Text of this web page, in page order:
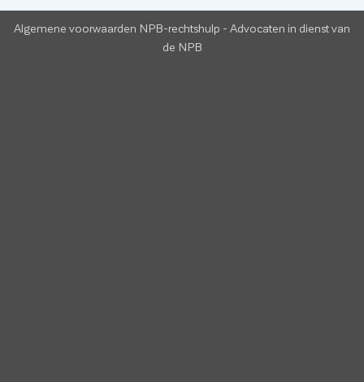
Algemene voorwaarden NPB-rechtshulp - Advocaten in dienst van
de NPB